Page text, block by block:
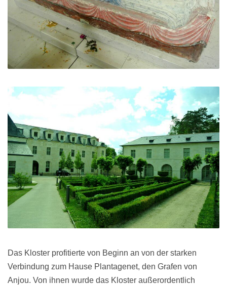
Das Kloster profitierte von Beginn an von der starken
Verbindung zum Hause Plantagenet, den Grafen von
Anjou. Von ihnen wurde das Kloster außerordentlich